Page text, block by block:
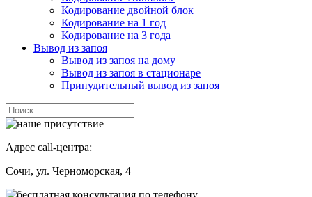
Кодирование двойной блок
Кодирование на 1 год
Кодирование на 3 года
Вывод из запоя
Вывод из запоя на дому
Вывод из запоя в стационаре
Принудительный вывод из запоя
Адрес call-центра:
Сочи, ул. Черноморская, 4